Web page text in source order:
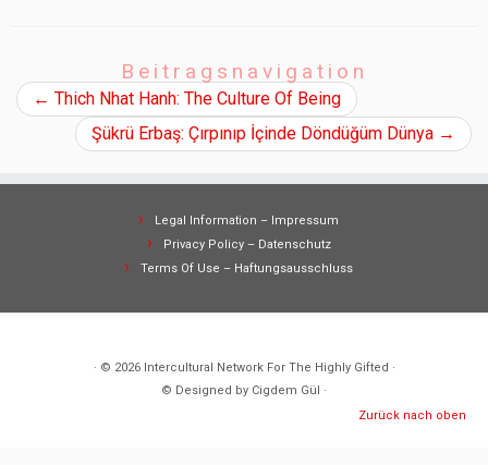
Beitragsnavigation
← Thich Nhat Hanh: The Culture Of Being
Şükrü Erbaş: Çırpınıp İçinde Döndüğüm Dünya →
Legal Information – Impressum
Privacy Policy – Datenschutz
Terms Of Use – Haftungsausschluss
· © 2026 Intercultural Network For The Highly Gifted ·
© Designed by Cigdem Gül ·
Zurück nach oben